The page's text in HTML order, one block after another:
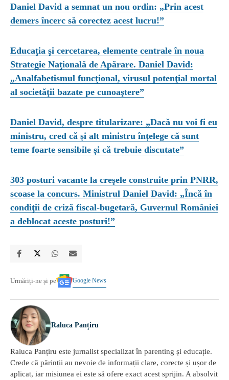
Daniel David a semnat un nou ordin: „Prin acest
demers încerc să corectez acest lucru!”
Educaţia şi cercetarea, elemente centrale în noua
Strategie Naţională de Apărare. Daniel David:
„Analfabetismul funcţional, virusul potenţial mortal
al societăţii bazate pe cunoaştere”
Daniel David, despre titularizare: „Dacă nu voi fi eu
ministru, cred că și alt ministru înțelege că sunt
teme foarte sensibile și că trebuie discutate”
303 posturi vacante la creşele construite prin PNRR,
scoase la concurs. Ministrul Daniel David: „Încă în
condiţii de criză fiscal-bugetară, Guvernul României
a deblocat aceste posturi!”
Urmăriți-ne și pe Google News
Raluca Panțiru
Raluca Panțiru este jurnalist specializat în parenting și educație.
Crede că părinții au nevoie de informații clare, corecte și ușor de
aplicat, iar misiunea ei este să ofere exact acest sprijin. A absolvit